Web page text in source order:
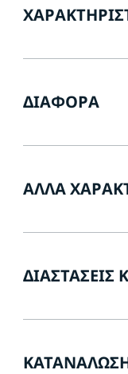
ΔΙΆΦΟΡΑ
ΆΛΛΑ
ΔΙΑΣΤΆΣΕΙΣ